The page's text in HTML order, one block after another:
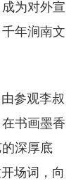
为对外宣
年涧南文
参观李叔
书画墨香
深厚底
场词，向